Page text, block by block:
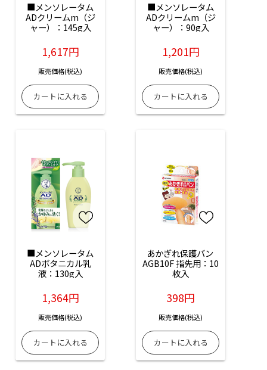
■メンソレータム
ADクリームm（ジ
ャー）：145g入
1,617円
販売価格(税込)
■メンソレータム
ADクリームm（ジ
ャー）：90g入
1,201円
販売価格(税込)
■メンソレータム
ADボタニカル乳
液：130g入
1,364円
販売価格(税込)
あかぎれ保護バン
AGB10F 指先用：10
枚入
398円
販売価格(税込)